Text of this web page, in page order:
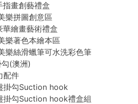
畫創藝禮盒
樂拼圖創意區
繪畫藝術禮盒
樂著色本繪本區
樂絲滑蠟筆可水洗彩色筆
(澳洲)
配件
掛勾Suction hook
掛勾Suction hook禮盒組